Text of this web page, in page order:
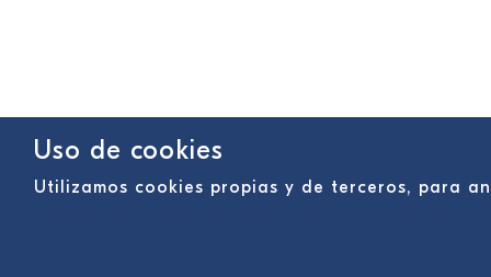
Uso de cookies
Utilizamos cookies propias y de terceros, para